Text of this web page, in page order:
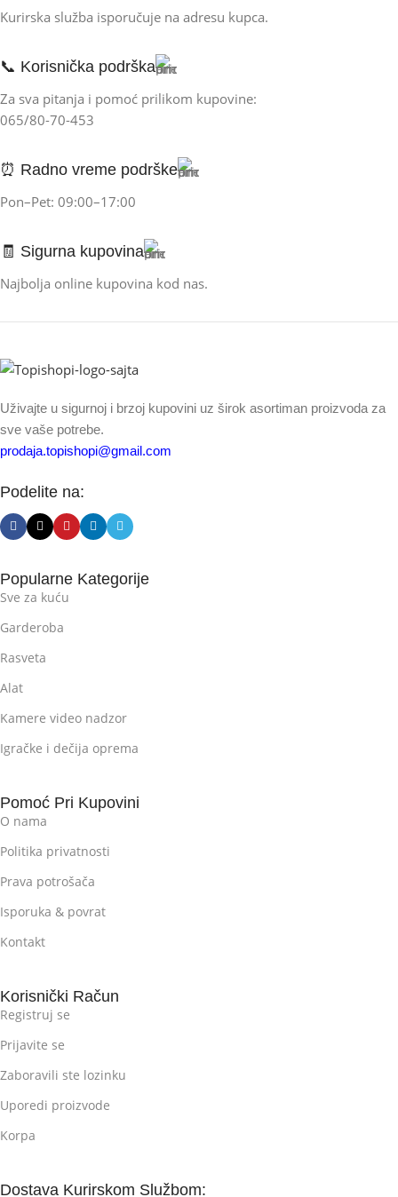
Kurirska služba isporučuje na adresu kupca.
📞 Korisnička podrška
Za sva pitanja i pomoć prilikom kupovine:
065/80-70-453
⏰ Radno vreme podrške
Pon–Pet: 09:00–17:00
🧾 Sigurna kupovina
Najbolja online kupovina kod nas.
Uživajte u sigurnoj i brzoj kupovini uz širok asortiman proizvoda za
sve vaše potrebe.
prodaja.topishopi@gmail.com
Podelite na:
Popularne Kategorije
Sve za kuću
Garderoba
Rasveta
Alat
Kamere video nadzor
Igračke i dečija oprema
Pomoć Pri Kupovini
O nama
Politika privatnosti
Prava potrošača
Isporuka & povrat
Kontakt
Korisnički Račun
Registruj se
Prijavite se
Zaboravili ste lozinku
Uporedi proizvode
Korpa
Dostava Kurirskom Službom: